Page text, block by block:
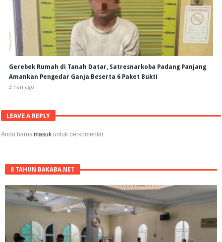
Gerebek Rumah di Tanah Datar, Satresnarkoba Padang Panjang
Amankan Pengedar Ganja Beserta 6 Paket Bukti
3 hari ago
LEAVE A REPLY
Anda harusmasuk untuk berkomentar.
8 TAHUN BAKABA.NET